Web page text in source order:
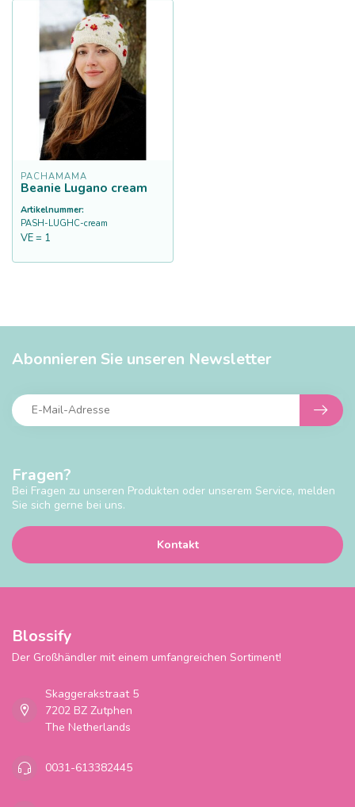
PACHAMAMA
Beanie Lugano cream
Artikelnummer:
PASH-LUGHC-cream
VE = 1
Fragen?
Bei Fragen zu unseren Produkten oder unserem Service, melden
Sie sich gerne bei uns.
Kontakt
Abonnieren Sie unseren Newsletter
Blossify
Der Großhändler mit einem umfangreichen Sortiment!
Skaggerakstraat 5
7202 BZ Zutphen
The Netherlands
0031-613382445